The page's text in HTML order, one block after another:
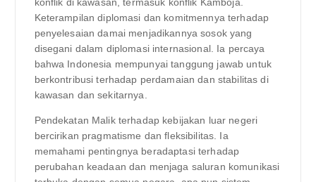
konflik di kawasan, termasuk konflik Kamboja.
Keterampilan diplomasi dan komitmennya terhadap
penyelesaian damai menjadikannya sosok yang
disegani dalam diplomasi internasional. Ia percaya
bahwa Indonesia mempunyai tanggung jawab untuk
berkontribusi terhadap perdamaian dan stabilitas di
kawasan dan sekitarnya.
Pendekatan Malik terhadap kebijakan luar negeri
bercirikan pragmatisme dan fleksibilitas. Ia
memahami pentingnya beradaptasi terhadap
perubahan keadaan dan menjaga saluran komunikasi